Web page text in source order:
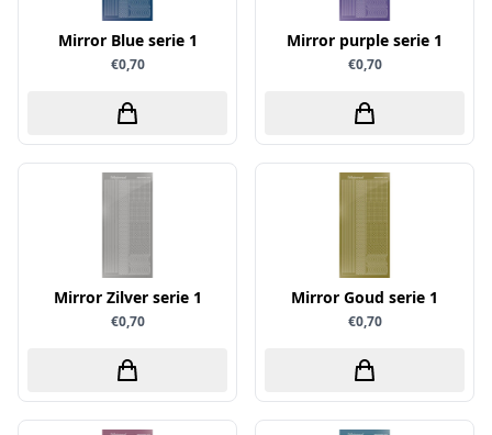
Stamperia
Starform
Stitch & Do
Studio Light
Tombow
Totally - Tiffany
van Gogh
Mirror Blue serie 1
€0,70
Mirror purple serie 1
€0,70
Mirror Zilver serie 1
€0,70
Mirror Goud serie 1
€0,70